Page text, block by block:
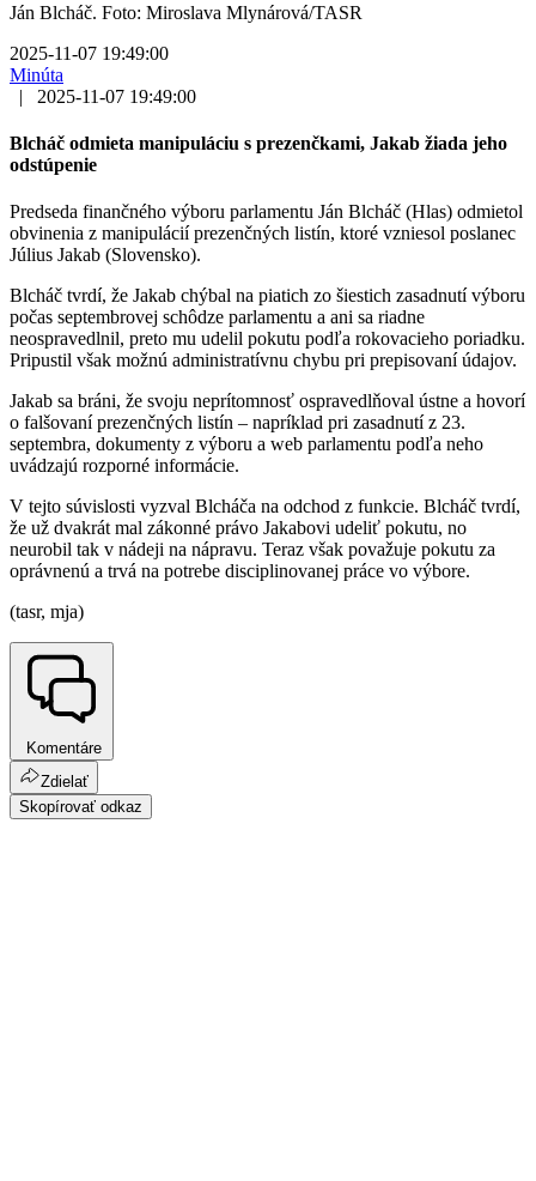
Ján Blcháč. Foto: Miroslava Mlynárová/TASR
2025-11-07 19:49:00
Minúta
|
2025-11-07 19:49:00
Blcháč odmieta manipuláciu s prezenčkami, Jakab žiada jeho
odstúpenie
Predseda finančného výboru parlamentu Ján Blcháč (Hlas) odmietol
obvinenia z manipulácií prezenčných listín, ktoré vzniesol poslanec
Július Jakab (Slovensko).
Blcháč tvrdí, že Jakab chýbal na piatich zo šiestich zasadnutí výboru
počas septembrovej schôdze parlamentu a ani sa riadne
neospravedlnil, preto mu udelil pokutu podľa rokovacieho poriadku.
Pripustil však možnú administratívnu chybu pri prepisovaní údajov.
Jakab sa bráni, že svoju neprítomnosť ospravedlňoval ústne a hovorí
o falšovaní prezenčných listín – napríklad pri zasadnutí z 23.
septembra, dokumenty z výboru a web parlamentu podľa neho
uvádzajú rozporné informácie.
V tejto súvislosti vyzval Blcháča na odchod z funkcie. Blcháč tvrdí,
že už dvakrát mal zákonné právo Jakabovi udeliť pokutu, no
neurobil tak v nádeji na nápravu. Teraz však považuje pokutu za
oprávnenú a trvá na potrebe disciplinovanej práce vo výbore.
(tasr, mja)
Komentáre
Zdielať
Skopírovať odkaz